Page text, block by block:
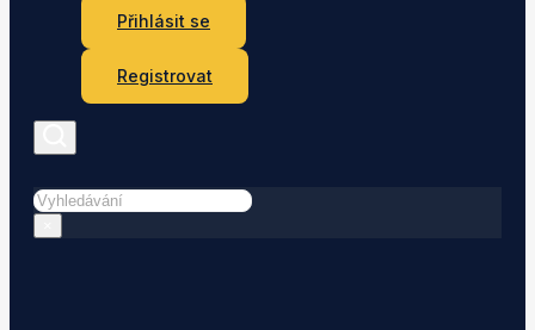
Přihlásit se
Registrovat
Hledat